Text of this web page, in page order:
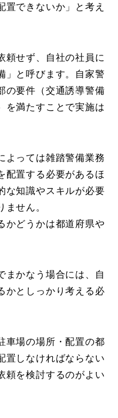
置できないか」と考え
頼せず、自社の社員に
」と呼びます。自家警
の要件（交通誘導警備
を満たすことで実施は
よっては雑踏警備業務
配置する必要があるほ
な知識やスキルが必要
ません。
かどうかは都道府県や
まかなう場合には、自
かとしっかり考える必
車場の場所・配置の都
置しなければならない
頼を検討するのがよい